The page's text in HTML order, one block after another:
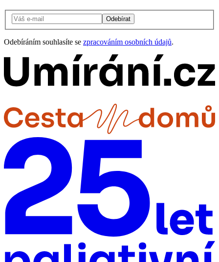
Odebírat
Odebíráním souhlasíte se zpracováním osobních údajů.